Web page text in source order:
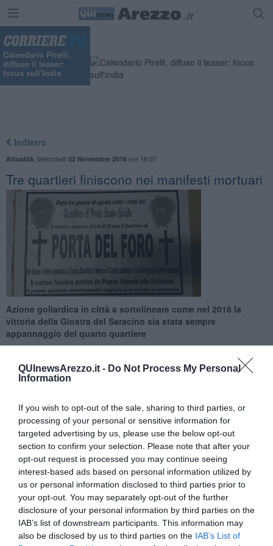
QUInewsArezzo.it - Do Not Process My Personal
Information
If you wish to opt-out of the sale, sharing to third parties, or
processing of your personal or sensitive information for
targeted advertising by us, please use the below opt-out
section to confirm your selection. Please note that after your
opt-out request is processed you may continue seeing
interest-based ads based on personal information utilized by
us or personal information disclosed to third parties prior to
your opt-out. You may separately opt-out of the further
disclosure of your personal information by third parties on the
IAB’s list of downstream participants. This information may
also be disclosed by us to third parties on the IAB’s List of
Calendario Pirelli,
diffuso il teaser:
focus sull'India
Indietro
Attualità Mercoledì 02 Novembre 2016ore 18:07
Tre quartieri finiscono nei manifesti mortuari
Azione goliardica in città a sottolineare come nel 2016 la
vittoria della Giostra del Saracino sia stata sempre
appannaggio del quarto quartiere
AREZZO —Città tappezzata damanifesti mortuari sui generis.
Nel giorno in cui si ricordano i defunti, un'azione goliardica di ignoti
ha interessato le mura di Arezzo, con manifesti che riportano la
morte di tre quartieri:Porta Crucifera, Porta Sant'Andrea e Porta
del Foro.
Il motivo alla base di questo gesto è iltriplete di Porta Santo
Spirito, che nel 2016 ha vinto tutte e tre le edizioni della Giostra